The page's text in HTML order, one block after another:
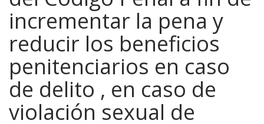
incrementar la pena y
reducir los beneficios
penitenciarios en caso
de delito , en caso de
violación sexual de